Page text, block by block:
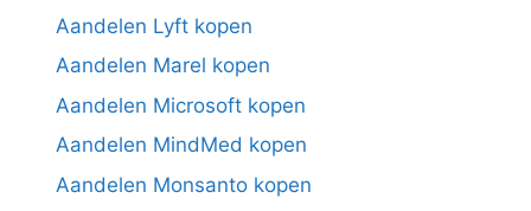
Aandelen Lyft kopen
Aandelen Marel kopen
Aandelen Microsoft kopen
Aandelen MindMed kopen
Aandelen Monsanto kopen